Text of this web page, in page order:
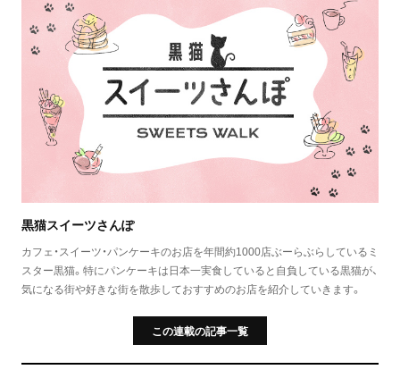
黒猫スイーツさんぽ
カフェ・スイーツ・パンケーキのお店を年間約1000店ぶーらぶらしているミ
スター黒猫。特にパンケーキは日本一実食していると自負している黒猫が、
気になる街や好きな街を散歩しておすすめのお店を紹介していきます。
この連載の記事一覧